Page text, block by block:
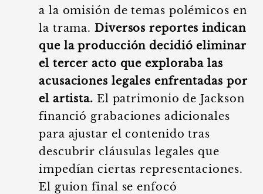
a la omisión de temas polémicos en
la trama.Diversos reportes indican
que la producción decidió eliminar
el tercer acto que exploraba las
acusaciones legales enfrentadas por
el artista. El patrimonio de Jackson
financió grabaciones adicionales
para ajustar el contenido tras
descubrir cláusulas legales que
impedían ciertas representaciones.
El guion final se enfocó